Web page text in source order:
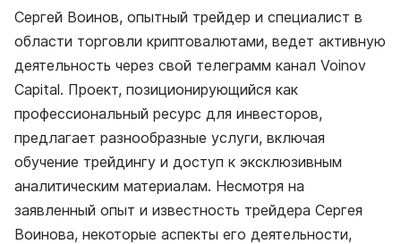
Сергей Воинов, опытный трейдер и специалист в
области торговли криптовалютами, ведет активную
деятельность через свой телеграмм канал Voinov
Capital. Проект, позиционирующийся как
профессиональный ресурс для инвесторов,
предлагает разнообразные услуги, включая
обучение трейдингу и доступ к эксклюзивным
аналитическим материалам. Несмотря на
заявленный опыт и известность трейдера Сергея
Воинова, некоторые аспекты его деятельности,